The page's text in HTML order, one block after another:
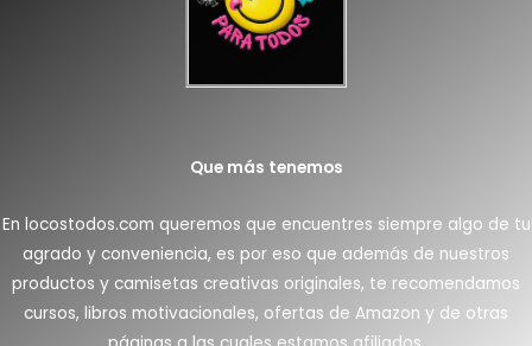
Que más tenemos
En locostodos.com queremos que encuentres siempre algo de tu
agrado y conveniencia, es por eso que además de nuestros
productos y camisetas creativas originales, te recomendamos
cursos, libros motivacionales, ofertas de Amazon y de otras